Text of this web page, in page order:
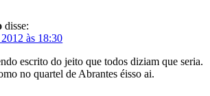
disse:
às 18:30
escrito do jeito que todos diziam que seria.
no quartel de Abrantes éisso ai.